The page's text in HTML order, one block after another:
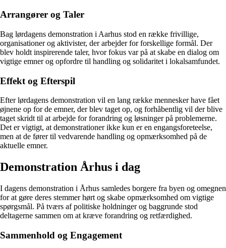
Arrangører og Taler
Bag lørdagens demonstration i Aarhus stod en række frivillige,
organisationer og aktivister, der arbejder for forskellige formål. Der
blev holdt inspirerende taler, hvor fokus var på at skabe en dialog om
vigtige emner og opfordre til handling og solidaritet i lokalsamfundet.
Effekt og Efterspil
Efter lørdagens demonstration vil en lang række mennesker have fået
øjnene op for de emner, der blev taget op, og forhåbentlig vil der blive
taget skridt til at arbejde for forandring og løsninger på problemerne.
Det er vigtigt, at demonstrationer ikke kun er en engangsforeteelse,
men at de fører til vedvarende handling og opmærksomhed på de
aktuelle emner.
Demonstration Århus i dag
I dagens demonstration i Århus samledes borgere fra byen og omegnen
for at gøre deres stemmer hørt og skabe opmærksomhed om vigtige
spørgsmål. På tværs af politiske holdninger og baggrunde stod
deltagerne sammen om at kræve forandring og retfærdighed.
Sammenhold og Engagement